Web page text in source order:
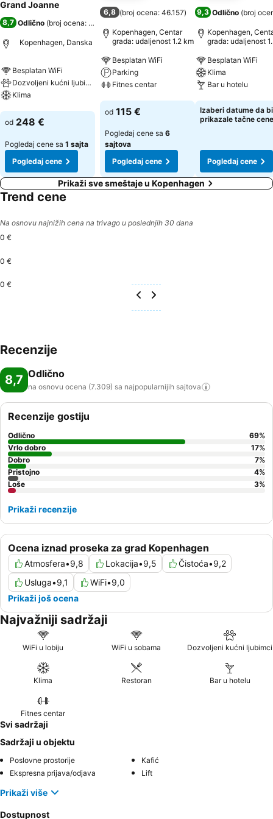
Grand Joanne
8,7 Odlično (broj ocena: 7.309
Kopenhagen, Danska
Besplatan WiFi
Dozvoljeni kućni ljubimci
Klima
Pogledaj cene
od 248 €
Pogledaj cene sa 1 sajta
Pogledaj cene
6,8 (broj ocena: 46.157)
Kopenhagen, Centar
grada: udaljenost 1.2 km
Besplatan WiFi
Parking
Fitnes centar
Pogledaj cene
od 115 €
Pogledaj cene sa 6
sajtova
Pogledaj cene
9,3 Odlično (broj
Kopenhagen,
grada: udaljenost
Besplatan WiFi
Klima
Bar u hotelu
Pogledaj cene
Izaberi datume da
prikazale tačne cene
Pogledaj cene
Prikaži sve smeštaje u Kopenhagen
Trend cene
Na osnovu najnižih cena na trivago u poslednjih 30 dana
0 €
0 €
0 €
Recenzije
8,7 Odlično
na osnovu ocena (7.309) sa najpopularnijih sajtova
Ocena iznad proseka za grad Kopenhagen
Atmosfera•9,8 Lokacija•9,5 Čistoća•9,2
Usluga•9,1 WiFi•9,0
Prikaži još ocena
Recenzije gostiju
Odlično 69%
Vrlo dobro
17%
Dobro
7%
Pristojno
4%
Loše
3%
Prikaži recenzije
Najvažniji sadržaji
WiFi u lobiju WiFi u sobama Dozvoljeni kućni ljubimci
Klima Restoran Bar u hotelu
Fitnes centar
Svi sadržaji
Sadržaji u objektu
Poslovne prostorije
Kafić
Ekspresna prijava/odjava
Lift
Prikaži više
Dostupnost